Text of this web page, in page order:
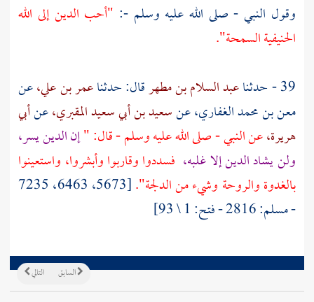
وقول النبي - صلى الله عليه وسلم -: "أحب الدين إلى الله
الحنيفية السمحة".
39 - حدثنا
عبد السلام بن مطهرقال: حدثناعمر بن علي،عن
معن بن محمد الغفاري،عنسعيد بن أبي سعيد المقبري،عنأبي
هريرة،عن النبي - صلى الله عليه وسلم - قال: "إن الدين يسر،
ولن يشاد الدين إلا غلبه، فسددوا وقاربوا وأبشروا، واستعينوا
بالغدوة والروحة وشيء من الدلجة".
[5673، 6463، 7235
- مسلم: 2816 - فتح: 1 \ 93]
التالي السابق